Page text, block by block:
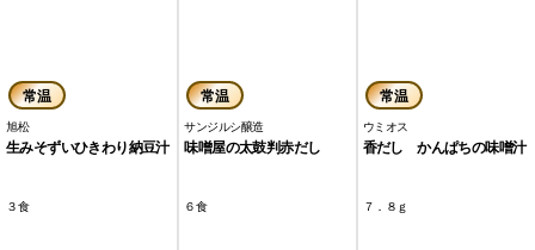
常温
旭松
生みそずいひきわり納豆汁
３食
常温
サンジルシ醸造
味噌屋の太鼓判赤だし
６食
常温
ウミオス
香だし かんぱちの味噌汁
７．８ｇ